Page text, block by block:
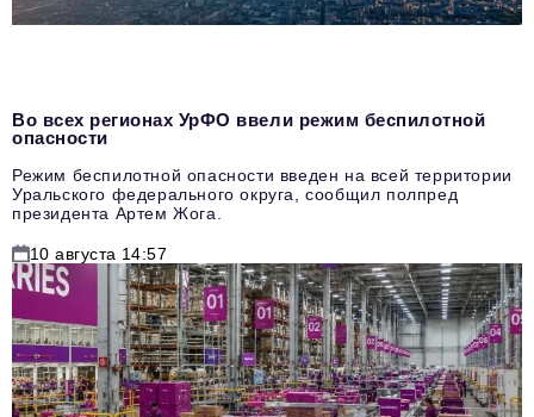
Во всех регионах УрФО ввели режим беспилотной
опасности
Режим беспилотной опасности введен на всей территории
Уральского федерального округа, сообщил полпред
президента Артем Жога.
10 августа 14:57